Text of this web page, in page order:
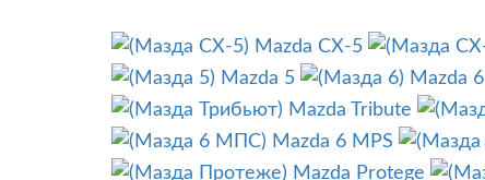
Mazda CX-5
Mazda 5
Mazda 6
Mazda Tribute
Mazda 6 MPS
Mazda Protege